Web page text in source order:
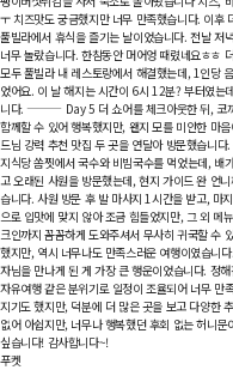
ㅜ 치즈맛도 궁금했지만 너무 만족했습니다.
풀빌라에서 휴식을 즐기는 날이었습니다. 전날 저
너무 놀랐습니다. 한참동안 머어엉 때렸네요ㅎㅎ
모두 풀빌라 내 레스토랑에서 해결했는데, 1인당
었어요. 이 날 해지는 시간이 6시 12분? 부터였는
니다. ⸻ Day 5 더 쇼어를 체크아웃한 뒤, 코끼
함께할 수 있어 행복했지만, 왠지 모를 미안한 마
드님 강력 추천 맛집 두 곳을 연달아 방문했습니
지식당 쏨찟에서 국수와 비빔국수를 먹었는데, 배
고 오래된 사원을 방문했는데, 현지 가이드 완 언
습니다. 사원 방문 후 발 마사지 1시간을 받고, 마
으로 입맛에 맞지 않아 조금 힘들었지만, 그 외 메
크인까지 꼼꼼하게 도와주셔서 무사히 귀국할
했지만, 역시 너무나도 만족스러운 여행이였습니
자님을 만나게 된 게 가장 큰 행운이었습니다. 정
자유여행 같은 분위기로 일정이 조율되어 너무 만
지기도 했지만, 덕분에 더 많은 곳을 보고 다양
없어 아쉽지만, 너무나 행복했던 후회 없는 허니
싶습니다! 감사합니다~!
푸켓